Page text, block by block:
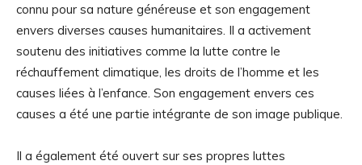
connu pour sa nature généreuse et son engagement
envers diverses causes humanitaires. Il a activement
soutenu des initiatives comme la lutte contre le
réchauffement climatique, les droits de l’homme et les
causes liées à l’enfance. Son engagement envers ces
causes a été une partie intégrante de son image publique.
Il a également été ouvert sur ses propres luttes